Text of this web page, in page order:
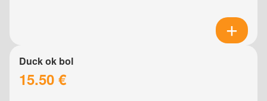
Duck ok bol
15.50 €